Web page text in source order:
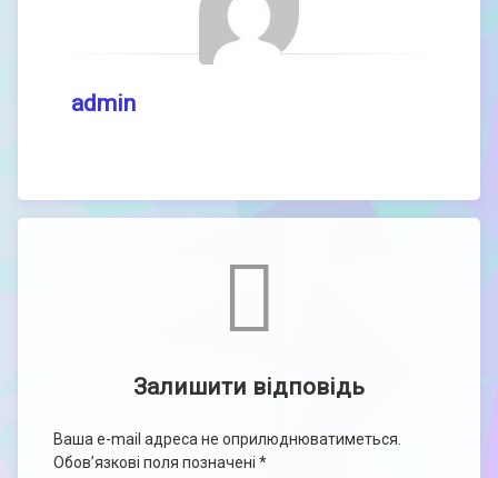
admin
Залишити відповідь
Ваша e-mail адреса не оприлюднюватиметься.
Обов’язкові поля позначені *